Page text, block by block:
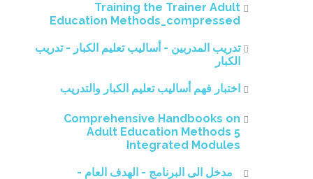
Training the Trainer Adult
Education Methods_compressed
تدريب المدربين - أساليب تعليم الكبار - تدريب
الكبار
اختبار فهم أساليب تعليم الكبار والتدريب
Comprehensive Handbooks on
Adult Education Methods 5
Integrated Modules
مدخل الى البرنامج - الهدف العام -